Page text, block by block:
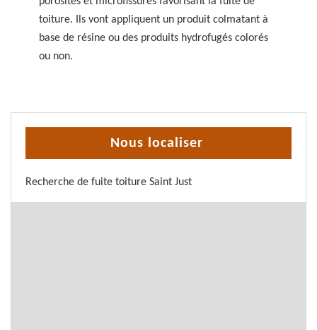
toiture. Ils vont appliquent un produit colmatant à
base de résine ou des produits hydrofugés colorés
ou non.
Nous localiser
Recherche de fuite toiture Saint Just